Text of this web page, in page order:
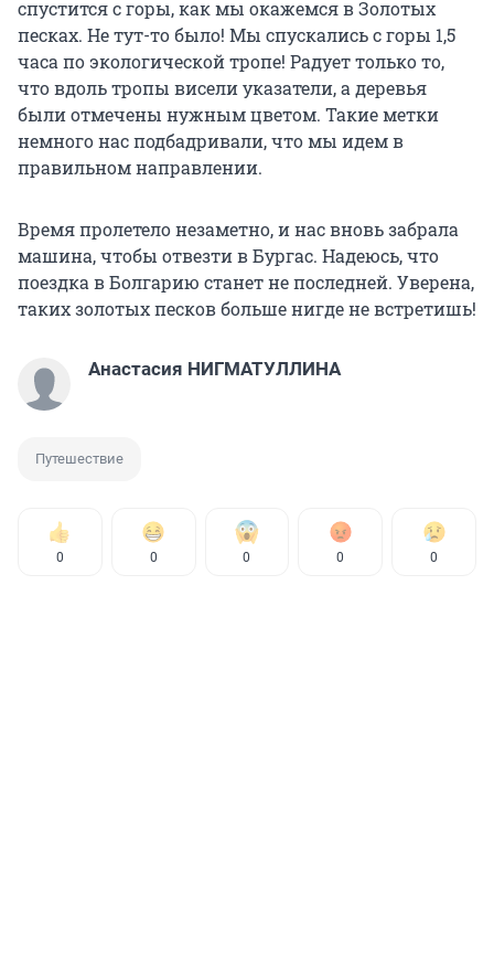
спустится с горы, как мы окажемся в Золотых
песках. Не тут-то было! Мы спускались с горы 1,5
часа по экологической тропе! Радует только то,
что вдоль тропы висели указатели, а деревья
были отмечены нужным цветом. Такие метки
немного нас подбадривали, что мы идем в
правильном направлении.
Время пролетело незаметно, и нас вновь забрала
машина, чтобы отвезти в Бургас. Надеюсь, что
поездка в Болгарию станет не последней. Уверена,
таких золотых песков больше нигде не встретишь!
Анастасия НИГМАТУЛЛИНА
Путешествие
0 0 0 0 0